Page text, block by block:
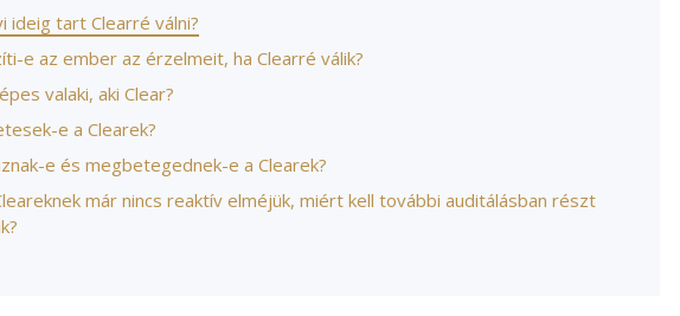
ideig tart Clearré válni?
e az ember az érzelmeit, ha Clearré válik?
valaki, aki Clear?
e a Clearek?
e és megbetegednek-e a Clearek?
már nincs reaktív elméjük, miért kell további auditálásban részt